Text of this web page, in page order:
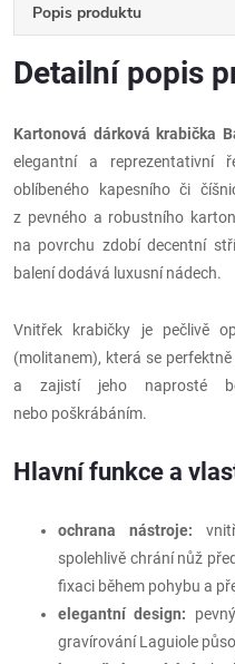
Popis produktu
Detailní popis
Kartonová dárková krabička
elegantní a reprezentativní
oblíbeného kapesního či
z pevného a robustního
na povrchu zdobí decentní
balení dodává luxusní nádech.
Vnitřek krabičky je pečlivě
(molitanem), která se
a zajistí jeho naprosté
nebo poškrábáním.
Hlavní funkce a
ochrana nástroje:
spolehlivě chrání nůž
fixaci během pohybu a
elegantní design:
gravírování Laguiole